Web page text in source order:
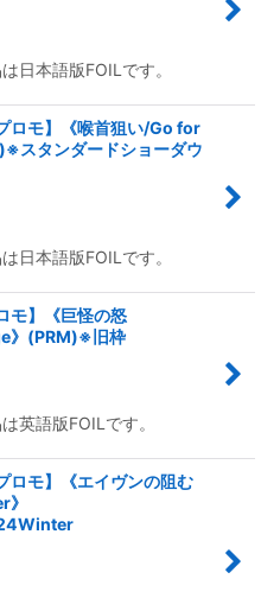
日本語版FOILです。
ロモ】《喉首狙い/Go for
スタンダードショーダウ
日本語版FOILです。
モ】《巨怪の怒
》(PRM)※旧枠
英語版FOILです。
ロモ】《エイヴンの阻む